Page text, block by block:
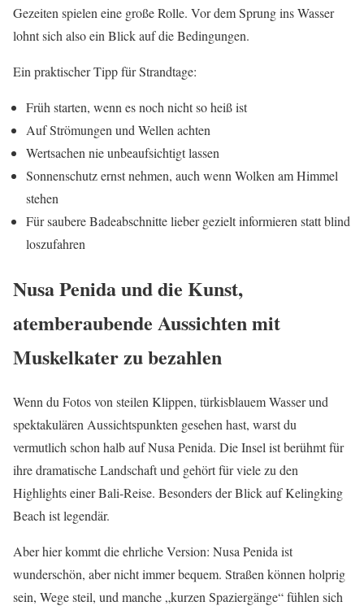
Gezeiten spielen eine große Rolle. Vor dem Sprung ins Wasser
lohnt sich also ein Blick auf die Bedingungen.
Ein praktischer Tipp für Strandtage:
Früh starten, wenn es noch nicht so heiß ist
Auf Strömungen und Wellen achten
Wertsachen nie unbeaufsichtigt lassen
Sonnenschutz ernst nehmen, auch wenn Wolken am Himmel
stehen
Für saubere Badeabschnitte lieber gezielt informieren statt blind
loszufahren
Nusa Penida und die Kunst,
atemberaubende Aussichten mit
Muskelkater zu bezahlen
Wenn du Fotos von steilen Klippen, türkisblauem Wasser und
spektakulären Aussichtspunkten gesehen hast, warst du
vermutlich schon halb auf Nusa Penida. Die Insel ist berühmt für
ihre dramatische Landschaft und gehört für viele zu den
Highlights einer Bali-Reise. Besonders der Blick auf Kelingking
Beach ist legendär.
Aber hier kommt die ehrliche Version: Nusa Penida ist
wunderschön, aber nicht immer bequem. Straßen können holprig
sein, Wege steil, und manche „kurzen Spaziergänge“ fühlen sich